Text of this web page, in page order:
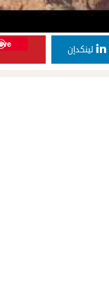
لينكدإن